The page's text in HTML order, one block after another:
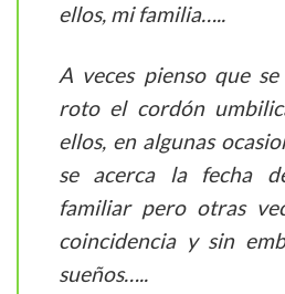
ellos, mi familia…..
A veces pienso que
roto el cordón
ellos, en algunas
se acerca la fecha
familiar pero otras
coincidencia y sin
sueños…..